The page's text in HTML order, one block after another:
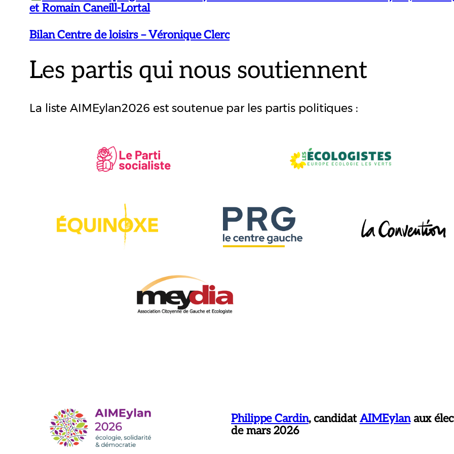
et Romain Caneill-Lortal
Bilan Centre de loisirs – Véronique Clerc
Les partis qui nous soutiennent
La liste AIMEylan2026 est soutenue par les partis politiques :
Philippe Cardin, candidatAIMEylanaux
de mars 2026